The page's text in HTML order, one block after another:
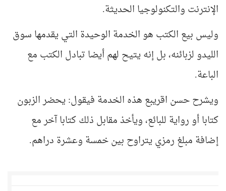
الإنترنت والتكنولوجيا الحديثة.
وليس بيع الكتب هو الخدمة الوحيدة التي يقدمها سوق
الليدو لزبائنه، بل إنه يتيح لهم أيضا تبادل الكتب مع
الباعة.
ويشرح حسن اقريبع هذه الخدمة فيقول: يحضر الزبون
كتابا أو رواية للبائع، ويأخذ مقابل ذلك كتابا آخر مع
إضافة مبلغ رمزي يتراوح بين خمسة وعشرة دراهم.